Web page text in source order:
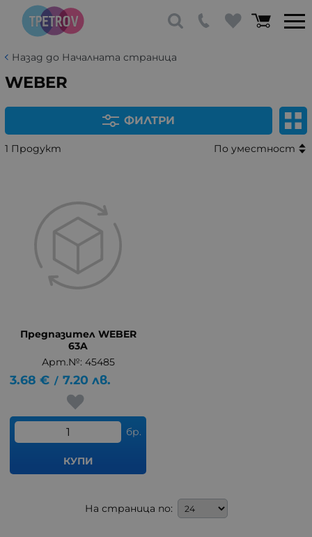
Назад до Началната страница
WEBER
ФИЛТРИ
1 Продукт По уместност
Предпазител WEBER
63A
Арт.№: 45485
3.68 € / 7.20 лв.
бр.
КУПИ
На страница по: